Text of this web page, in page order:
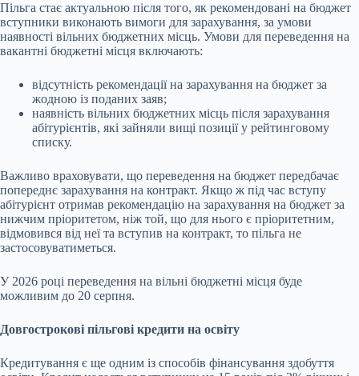
Пільга стає актуальною після того, як рекомендовані на бюджет
вступники виконають вимоги для зарахування, за умови
наявності вільних бюджетних місць. Умови для переведення на
вакантні бюджетні місця включають:
відсутність рекомендації на зарахування на бюджет за
жодною із поданих заяв;
наявність вільних бюджетних місць після зарахування
абітурієнтів, які зайняли вищі позиції у рейтинговому
списку.
Важливо враховувати, що переведення на бюджет передбачає
попереднє зарахування на контракт. Якщо ж під час вступу
абітурієнт отримав рекомендацію на зарахування на бюджет за
нижчим пріоритетом, ніж той, що для нього є пріоритетним,
відмовився від неї та вступив на контракт, то пільга не
застосовуватиметься.
У 2026 році переведення на вільні бюджетні місця буде
можливим до 20 серпня.
Довгострокові пільгові кредити на освіту
Кредитування є ще одним із способів фінансування здобуття